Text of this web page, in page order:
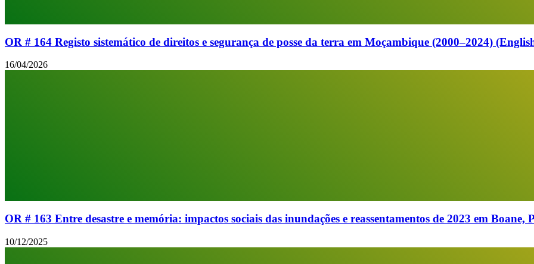
OR # 164 Registo sistemático de direitos e segurança de posse da terra em Moçambique (2000–2024)
16/04/2026
OR # 163 Entre desastre e memória: impactos sociais das inundações e reassentamentos de 2023 em
10/12/2025